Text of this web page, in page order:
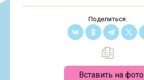
Поделиться:
Вставить на фото